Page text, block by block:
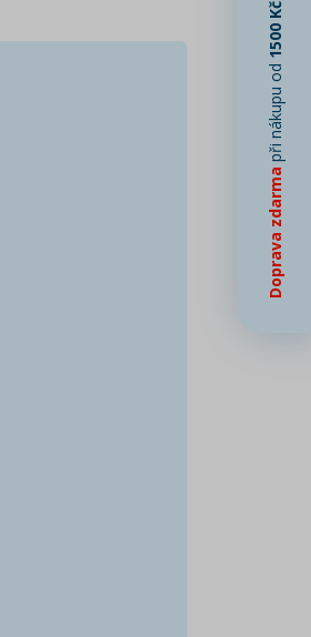
Doprava zdarma
při nákupu od
1500 Kč